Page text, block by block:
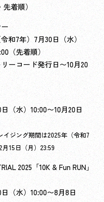
着順）
和7年）7月30日（水）
（先着順）
ーコード発行日〜10月20
（水）10:00〜10月20日
ジング期間は2025年（令和7
15日（月）23:59
2025「10K & Fun RUN」
（水）10:00〜8月8日